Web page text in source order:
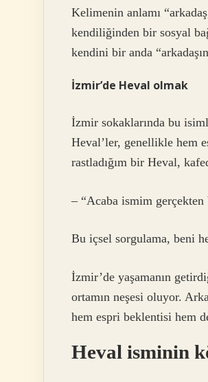
Kelimenin anlamı
kendiliğinden bir sosyal
kendini bir anda
İzmir’de Heval olmak
İzmir sokaklarında bu
Heval’ler, genellikle hem
rastladığım bir Heval,
– “Acaba ismim gerçekten
Bu içsel sorgulama, beni
İzmir’de yaşamanın
ortamın neşesi oluyor.
hem espri beklentisi hem
Heval isminin